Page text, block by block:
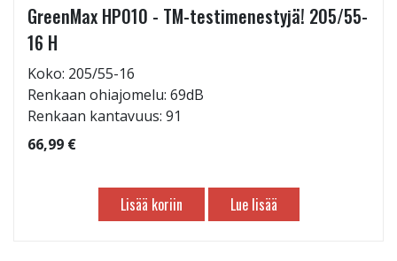
GreenMax HP010 - TM-testimenestyjä! 205/55-
16 H
Koko: 205/55-16
Renkaan ohiajomelu: 69dB
Renkaan kantavuus: 91
66,99 €
Lisää koriin Lue lisää